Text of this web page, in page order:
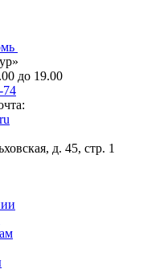
до 19.00
74
д. 45, стр. 1